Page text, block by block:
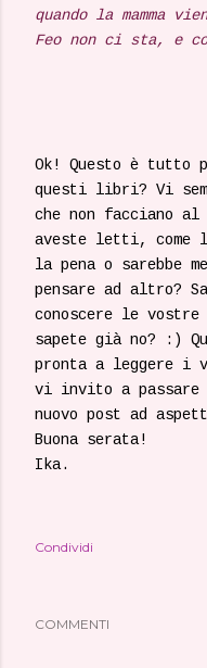
quando la mamma
Feo non ci sta, e
Ok! Questo è tutto
questi libri? Vi
che non facciano
aveste letti, come
la pena o sarebbe
pensare ad altro?
conoscere le
sapete già no? :)
pronta a leggere i
vi invito a passare
nuovo post ad
Buona serata!
Ika.
Condividi
COMMENTI